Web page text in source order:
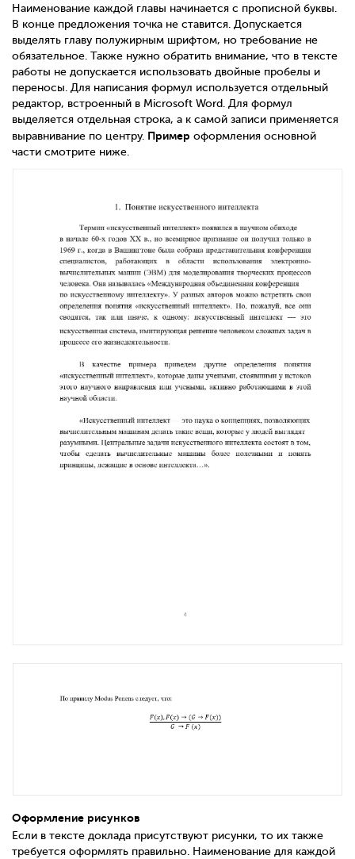
Наименование каждой главы начинается с прописной буквы.
В конце предложения точка не ставится. Допускается
выделять главу полужирным шрифтом, но требование не
обязательное. Также нужно обратить внимание, что в тексте
работы не допускается использовать двойные пробелы и
переносы. Для написания формул используется отдельный
редактор, встроенный в Microsoft Word
. Для формул
выделяется отдельная строка, а к самой записи применяется
выравнивание по центру. Пример оформления основной
части смотрите ниже.
Оформление рисунков
Если в тексте доклада присутствуют рисунки, то их также
требуется оформлять правильно. Наименование для каждой